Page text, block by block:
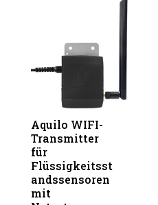
Aquilo WIFI-
Transmitter
für
Flüssigkeitsst
andssensoren
mit